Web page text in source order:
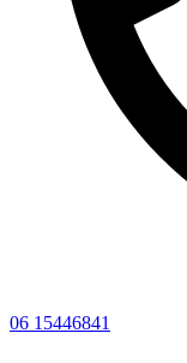
06 15446841